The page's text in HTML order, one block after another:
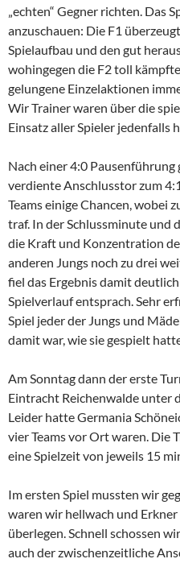
„echten“ Gegner richten. Das
anzuschauen: Die F1
Spielaufbau und den gut
wohingegen die F2 toll
gelungene Einzelaktionen
Wir Trainer waren über die
Einsatz aller Spieler jedenfalls
Nach einer 4:0 Pausenführung
verdiente Anschlusstor zum
Teams einige Chancen, wobei
traf. In der Schlussminute und
die Kraft und Konzentration
anderen Jungs noch zu drei
fiel das Ergebnis damit
Spielverlauf entsprach. Sehr
Spiel jeder der Jungs und
damit war, wie sie gespielt
Am Sonntag dann der erste
Eintracht Reichenwalde unter
Leider hatte Germania
vier Teams vor Ort waren. Die
eine Spielzeit von jeweils 15
Im ersten Spiel mussten wir
waren wir hellwach und
überlegen. Schnell schossen
auch der zwischenzeitliche